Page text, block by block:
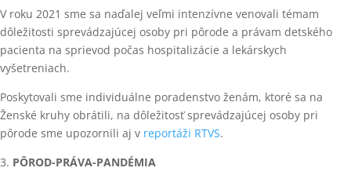
V roku 2021 sme sa naďalej veľmi intenzívne venovali témam
dôležitosti sprevádzajúcej osoby pri pôrode a právam detského
pacienta na sprievod počas hospitalizácie a lekárskych
vyšetreniach.
Poskytovali sme individuálne poradenstvo ženám, ktoré sa na
Ženské kruhy obrátili, na dôležitosť sprevádzajúcej osoby pri
pôrode sme upozornili aj v reportáži RTVS.
3. PÔROD-PRÁVA-PANDÉMIA